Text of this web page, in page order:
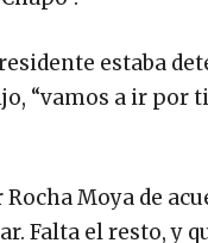
estaba
“vamos a ir por
Moya de
Falta el resto, y